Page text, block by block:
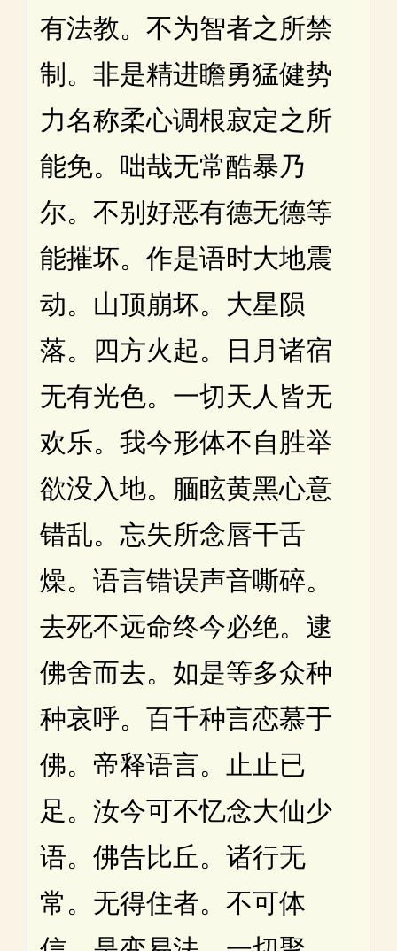
有法教。不为智者之所禁
制。非是精进瞻勇猛健势
力名称柔心调根寂定之所
能免。咄哉无常酷暴乃
尔。不别好恶有德无德等
能摧坏。作是语时大地震
动。山顶崩坏。大星陨
落。四方火起。日月诸宿
无有光色。一切天人皆无
欢乐。我今形体不自胜举
欲没入地。腼眩黄黑心意
错乱。忘失所念唇干舌
燥。语言错误声音嘶碎。
去死不远命终今必绝。逮
佛舍而去。如是等多众种
种哀呼。百千种言恋慕于
佛。帝释语言。止止已
足。汝今可不忆念大仙少
语。佛告比丘。诸行无
常。无得住者。不可体